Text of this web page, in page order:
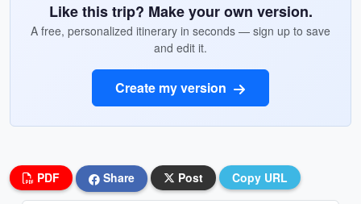
Like this trip? Make your own version.
A free, personalized itinerary in seconds — sign up to save
and edit it.
Create my version
PDF Share Post Copy URL